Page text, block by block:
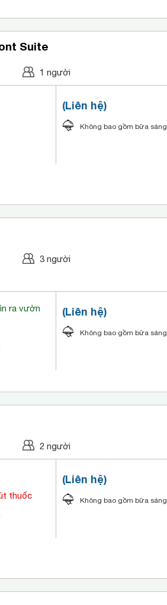
Suite
1 người
(Liên hệ)
Không bao gồm bữa sáng
3 người
ra vườn
(Liên hệ)
Không bao gồm bữa sáng
2 người
thuốc
(Liên hệ)
Không bao gồm bữa sáng